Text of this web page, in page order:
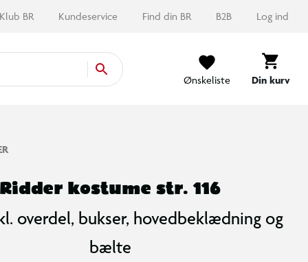
Klub BR Kundeservice Find din BR B2B Log ind
Ønskeliste Din kurv
Ridder kostume str. 116
overdel, bukser, hovedbeklædning og
bælte